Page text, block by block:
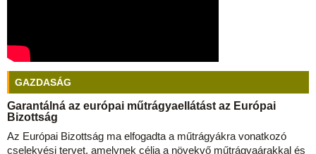
GAZDASÁG
Garantálná az európai műtrágyaellátást az Európai
Bizottság
Az Európai Bizottság ma elfogadta a műtrágyákra vonatkozó
cselekvési tervet, amelynek célja a növekvő műtrágyaárakkal és